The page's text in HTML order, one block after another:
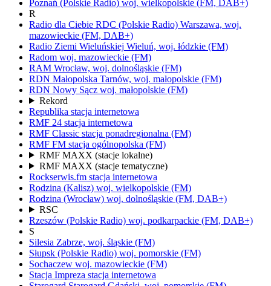
Poznań (Polskie Radio) woj. wielkopolskie (FM, DAB+)
R
Radio dla Ciebie RDC (Polskie Radio) Warszawa, woj.
mazowieckie (FM, DAB+)
Radio Ziemi Wieluńskiej Wieluń, woj. łódzkie (FM)
Radom woj. mazowieckie (FM)
RAM Wrocław, woj. dolnośląskie (FM)
RDN Małopolska Tarnów, woj. małopolskie (FM)
RDN Nowy Sącz woj. małopolskie (FM)
Rekord
Republika stacja internetowa
RMF 24 stacja internetowa
RMF Classic stacja ponadregionalna (FM)
RMF FM stacja ogólnopolska (FM)
RMF MAXX (stacje lokalne)
RMF MAXX (stacje tematyczne)
Rockserwis.fm stacja internetowa
Rodzina (Kalisz) woj. wielkopolskie (FM)
Rodzina (Wrocław) woj. dolnośląskie (FM, DAB+)
RSC
Rzeszów (Polskie Radio) woj. podkarpackie (FM, DAB+)
S
Silesia Zabrze, woj. śląskie (FM)
Słupsk (Polskie Radio) woj. pomorskie (FM)
Sochaczew woj. mazowieckie (FM)
Stacja Impreza stacja internetowa